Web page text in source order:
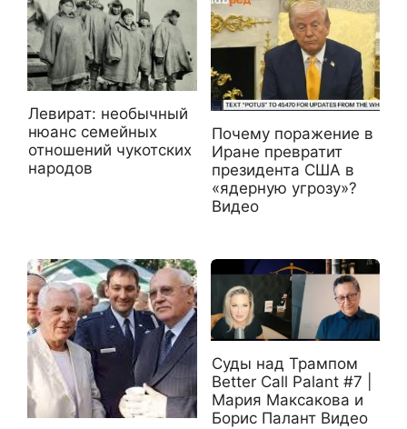
Левират: необычный
нюанс семейных
отношений чукотских
народов
Почему поражение в
Иране превратит
президента США в
«ядерную угрозу»?
Видео
Суды над Трампом
Better Call Palant #7 |
Мария Максакова и
Борис Палант Видео